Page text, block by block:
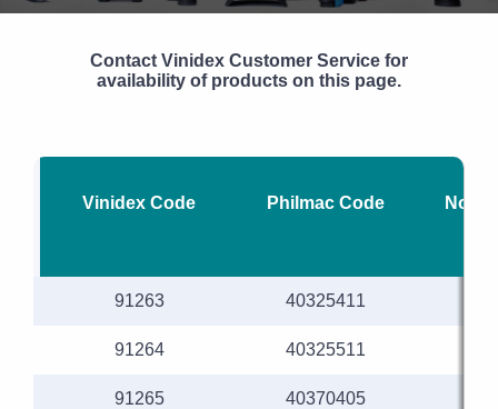
Contact Vinidex Customer Service for
availability of products on this page.
Vinidex Code Philmac Code
91263 40325411
91264 40325511
91265 40370405